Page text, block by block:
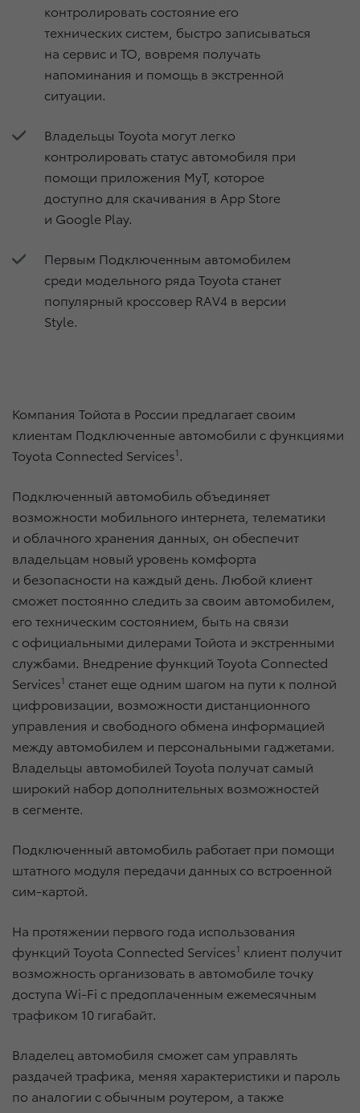
контролировать состояние его
технических систем, быстро записываться
на сервис и ТО, вовремя получать
напоминания и помощь в экстренной
ситуации.
Владельцы Toyota могут легко
контролировать статус автомобиля при
помощи приложения MyT, которое
доступно для скачивания в App Store
и Google Play.
Первым Подключенным автомобилем
среди модельного ряда Toyota станет
популярный кроссовер RAV4 в версии
Style.
Компания Тойота в России предлагает своим
клиентам Подключенные автомобили с функциями
Toyota Connected Services1.
Подключенный автомобиль объединяет
возможности мобильного интернета, телематики
и облачного хранения данных, он обеспечит
владельцам новый уровень комфорта
и безопасности на каждый день. Любой клиент
сможет постоянно следить за своим автомобилем,
его техническим состоянием, быть на связи
с официальными дилерами Тойота и экстренными
службами. Внедрение функций Toyota Connected
Services1 станет еще одним шагом на пути к полной
цифровизации, возможности дистанционного
управления и свободного обмена информацией
между автомобилем и персональными гаджетами.
Владельцы автомобилей Toyota получат самый
широкий набор дополнительных возможностей
в сегменте.
Подключенный автомобиль работает при помощи
штатного модуля передачи данных со встроенной
сим-картой.
На протяжении первого года использования
функций Toyota Connected Services1 клиент получит
возможность организовать в автомобиле точку
доступа Wi-Fi с предоплаченным ежемесячным
трафиком 10 гигабайт.
Владелец автомобиля сможет сам управлять
раздачей трафика, меняя характеристики и пароль
по аналогии с обычным роутером, а также